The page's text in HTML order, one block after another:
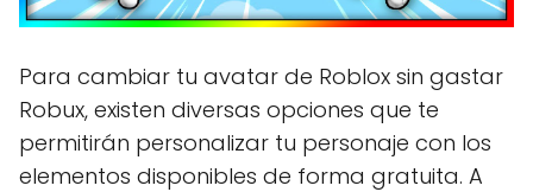
Para cambiar tu avatar de Roblox sin gastar
Robux, existen diversas opciones que te
permitirán personalizar tu personaje con los
elementos disponibles de forma gratuita. A